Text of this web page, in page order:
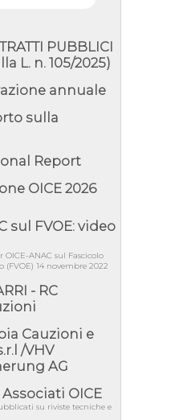
PNRR è legge:
di riforma
Relazione
Assemblea
il bando della
bando della
da
progetto di
...
alla gara non
PUBBLICI
L. n. 105/2025)
annuale
sulla
Report
OICE 2026
sul FVOE: video
ANAC sul Fascicolo
14 novembre 2022
- RC
Cauzioni e
/VHV
AG
OICE
su riviste tecniche e